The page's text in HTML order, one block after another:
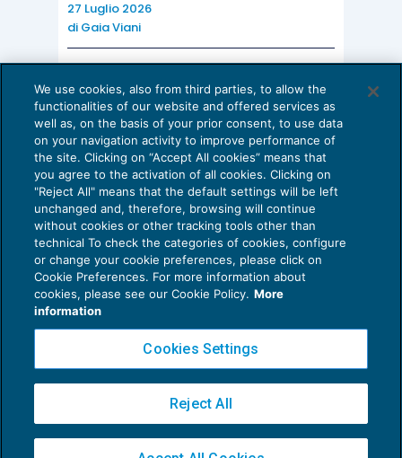
27 Luglio 2026
di Gaia Viani
Come evitare le allucinazioni dell’AI:
guida per l’avvocato
24 Luglio 2026
di Sofia Savoia
Privacy Policy
Cookie Policy
Copyright 2016 ©Gruppo Euroconference S.p.A.v2.32.2
Piazza Luigi Einaudi, 10N01 - 20124 Milano - info@ecnews.it
We use cookies, also from third parties, to allow the
functionalities of our website and offered services as
well as, on the basis of your prior consent, to use data
on your navigation activity to improve performance of
the site. Clicking on “Accept All cookies” means that
you agree to the activation of all cookies. Clicking on
"Reject All" means that the default settings will be left
unchanged and, therefore, browsing will continue
without cookies or other tracking tools other than
technical To check the categories of cookies, configure
or change your cookie preferences, please click on
Cookie Preferences. For more information about
cookies, please see our Cookie Policy. More
information
Cookies Settings
Reject All